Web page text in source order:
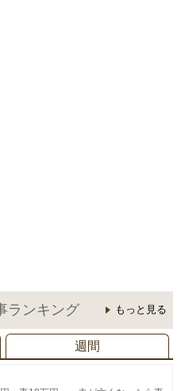
ランキング もっと見る
週間